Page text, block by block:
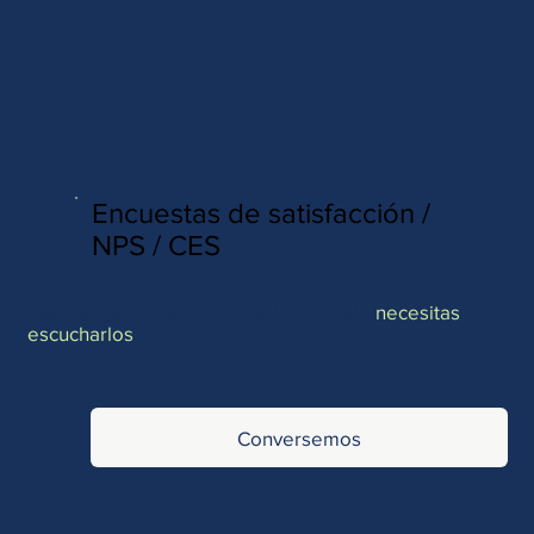
Encuestas de satisfacción /
NPS / CES
necesitas
escucharlos
Conversemos